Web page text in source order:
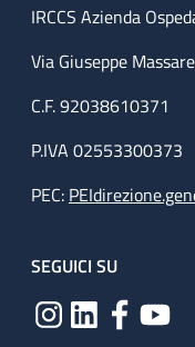
IRCCS Azienda
Via Giuseppe
C.F. 92038610371
P.IVA 02553300373
PEC:
SEGUICI SU